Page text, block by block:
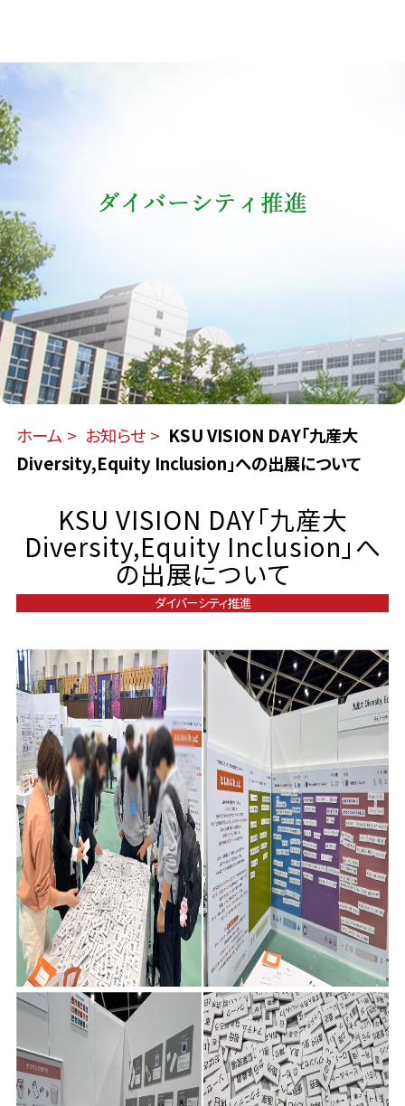
ホーム お知らせ
KSU VISION DAY「九産大
Diversity,Equity Inclusion」への出展について
KSU VISION DAY「九産大
Diversity,Equity Inclusion」へ
の出展について
ダイバーシティ推進